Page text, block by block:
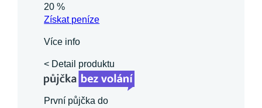
20 %
Získatpeníze
Více info
< Detail produktu
První půjčka do